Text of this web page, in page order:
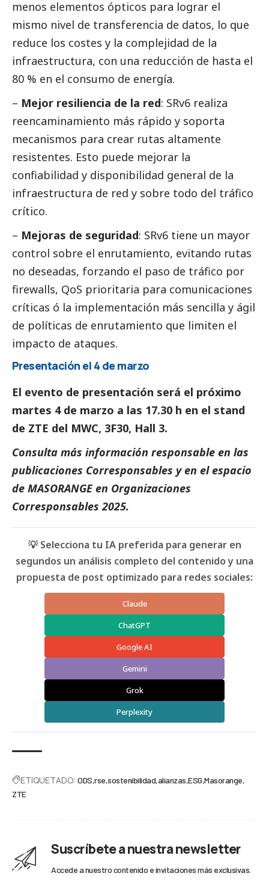
menos elementos ópticos para lograr el
mismo nivel de transferencia de datos, lo que
reduce los costes y la complejidad de la
infraestructura, con una reducción de hasta el
80 % en el consumo de energía.
– Mejor resiliencia de la red: SRv6 realiza
reencaminamiento más rápido y soporta
mecanismos para crear rutas altamente
resistentes. Esto puede mejorar la
confiabilidad y disponibilidad general de la
infraestructura de red y sobre todo del tráfico
crítico.
– Mejoras de seguridad: SRv6 tiene un mayor
control sobre el enrutamiento, evitando rutas
no deseadas, forzando el paso de tráfico por
firewalls, QoS prioritaria para comunicaciones
críticas ó la implementación más sencilla y ágil
de políticas de enrutamiento que limiten el
impacto de ataques.
Presentación el 4 de marzo
El evento de presentación será el próximo
martes 4 de marzo a las 17.30 h en el stand
de ZTE del MWC, 3F30, Hall 3.
Consulta más información responsable en las
publicaciones Corresponsables y en el espacio
de MASORANGEen Organizaciones
Corresponsables 2025.
💡 Selecciona tu IA preferida para generar en
segundos un análisis completo del contenido y una
propuesta de post optimizado para redes sociales:
Claude
ChatGPT
Google AI
Gemini
Grok
Perplexity
ETIQUETADO: ODS rse sostenibilidad alianzas ESG Masorange
ZTE
Suscríbete a nuestra newsletter
Accede a nuestro contenido e invitaciones más exclusivas.